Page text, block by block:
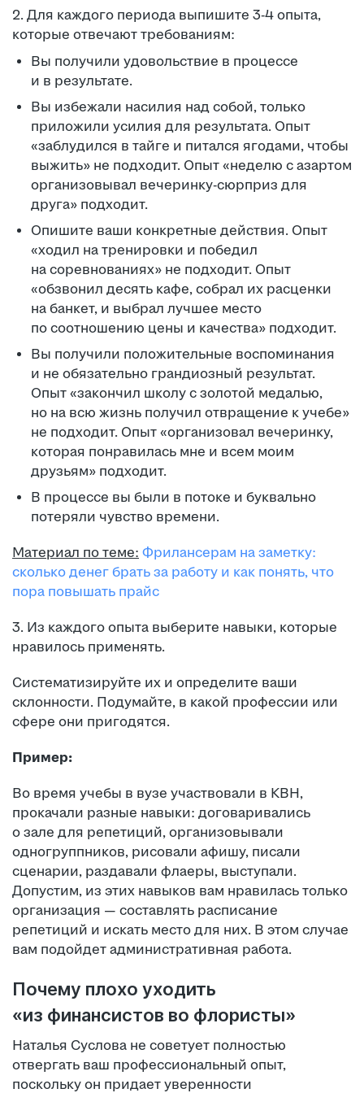
2. Для каждого периода выпишите 3-4 опыта,
которые отвечают требованиям:
Вы получили удовольствие в процессе
и в результате.
Вы избежали насилия над собой, только
приложили усилия для результата. Опыт
«заблудился в тайге и питался ягодами, чтобы
выжить» не подходит. Опыт «неделю с азартом
организовывал вечеринку-сюрприз для
друга» подходит.
Опишите ваши конкретные действия. Опыт
«ходил на тренировки и победил
на соревнованиях» не подходит. Опыт
«обзвонил десять кафе, собрал их расценки
на банкет, и выбрал лучшее место
по соотношению цены и качества» подходит.
Вы получили положительные воспоминания
и не обязательно грандиозный результат.
Опыт «закончил школу с золотой медалью,
но на всю жизнь получил отвращение к учебе»
не подходит. Опыт «организовал вечеринку,
которая понравилась мне и всем моим
друзьям» подходит.
В процессе вы были в потоке и буквально
потеряли чувство времени.
Материал по теме: Фрилансерам на заметку:
сколько денег брать за работу и как понять, что
пора повышать прайс
3. Из каждого опыта выберите навыки, которые
нравилось применять.
Систематизируйте их и определите ваши
склонности. Подумайте, в какой профессии или
сфере они пригодятся.
Пример:
Во время учебы в вузе участвовали в КВН,
прокачали разные навыки: договаривались
о зале для репетиций, организовывали
одногруппников, рисовали афишу, писали
сценарии, раздавали флаеры, выступали.
Допустим, из этих навыков вам нравилась только
организация — составлять расписание
репетиций и искать место для них. В этом случае
вам подойдет административная работа.
Почему плохо уходить
«из финансистов во флористы»
Наталья Суслова не советует полностью
отвергать ваш профессиональный опыт,
поскольку он придает уверенности